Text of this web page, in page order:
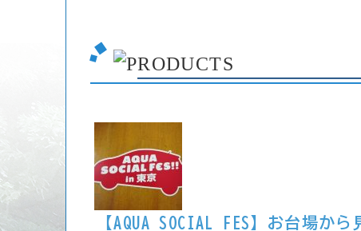
【AQUA SOCIAL FES】お台場か